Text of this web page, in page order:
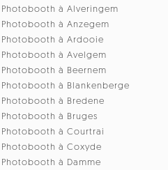
Photobooth à Alveringem
Photobooth à Anzegem
Photobooth à Ardooie
Photobooth à Avelgem
Photobooth à Beernem
Photobooth à Blankenberge
Photobooth à Bredene
Photobooth à Bruges
Photobooth à Courtrai
Photobooth à Coxyde
Photobooth à Damme